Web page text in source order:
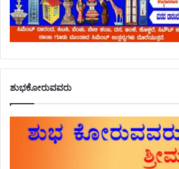
ಶುಭಕೋರುವವರು